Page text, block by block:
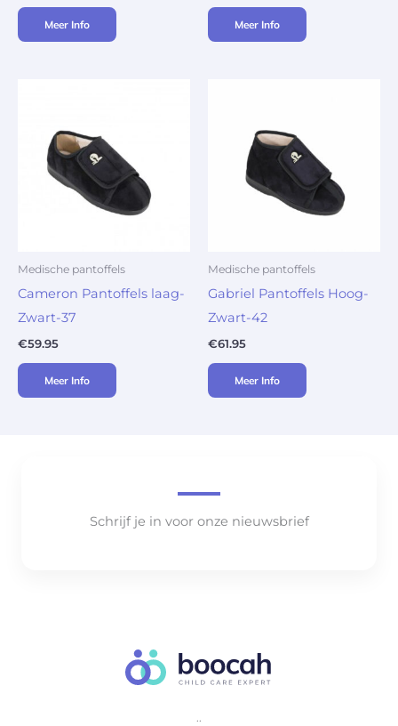
Meer Info Meer Info
Medische pantoffels
Cameron Pantoffels laag-
Zwart-37
€59.95
Meer Info
Medische pantoffels
Gabriel Pantoffels Hoog-
Zwart-42
€61.95
Meer Info
Schrijf je in voor onze nieuwsbrief
..